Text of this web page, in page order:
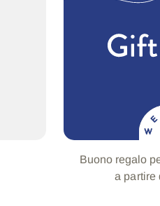
Buono regalo
a partire